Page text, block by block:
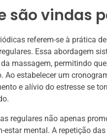
são vindas
referem-se à prática
Essa abordagem
massagem, permitindo
Ao estabelecer um
e alívio do estresse se
regulares não apenas
estar mental. A repetição